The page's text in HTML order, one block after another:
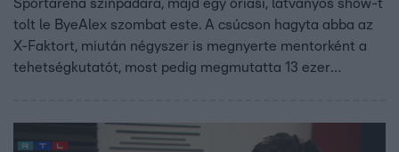
Sportaréna színpadára, majd egy óriási, látványos show-t
tolt le ByeAlex szombat este. A csúcson hagyta abba az
X-Faktort, miután négyszer is megnyerte mentorként a
tehetségkutatót, most pedig megmutatta 13 ezer
arénás koncertjén és bár azt gondoltuk, már minden